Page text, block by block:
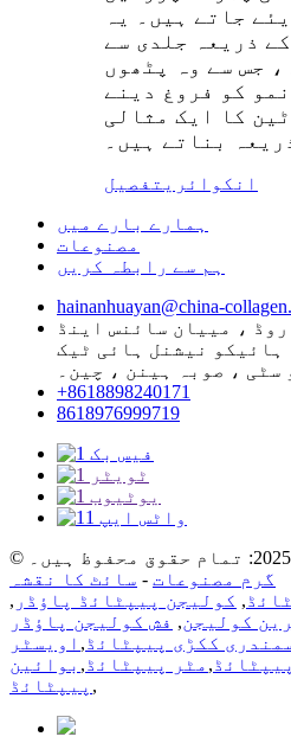
جاتے ہیں۔ یہ
ذریعہ جلدی سے
جس سے وہ پٹھوں
کو فروغ دینے
کا ایک مثالی
بناتے ہیں۔
انکوائری تفصیل
ہمارے بارے میں
مصنوعات
ہم سے رابطہ کریں
hainanhuayan@china-
روڈ ، مییان سائنس اینڈ
ہائیکو نیشنل ہائی ٹیک
سٹی ، صوبہ ہینن ، چین۔
+8618898240171
8618976999719
گرم مصنوعات - سائٹ کا نقشہ
, کولیجن پیپٹائڈ پاؤڈر ,
کولیجن, فش کولیجن پاؤڈر
ککڑی پیپٹائڈ , اویسٹر
, مٹر پیپٹائڈ , بوائین
پیپٹائڈ ,